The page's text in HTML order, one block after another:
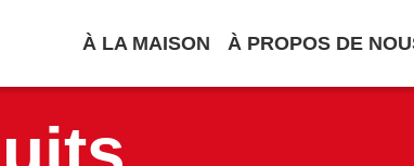
À LA MAISON À PROPOS DE